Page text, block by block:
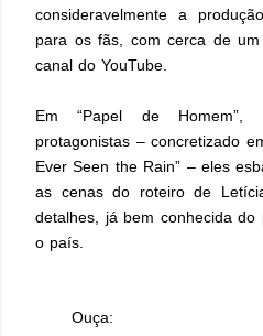
consideravelmente a
para os fãs, com cerca de
canal do YouTube.
Em “Papel de
protagonistas – concretizado
Ever Seen the Rain” – eles
as cenas do roteiro de
detalhes, já bem conhecida
o país.